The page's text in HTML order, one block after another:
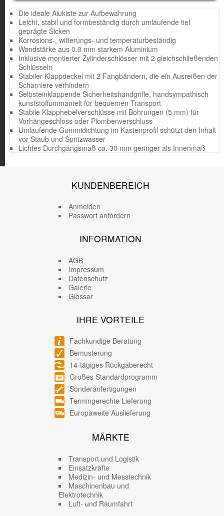
Die ideale Alukiste zur Aufbewahrung
Leicht, stabil und formbeständig durch umlaufende tief
geprägte Sicken
Korrosions-, witterungs- und temperaturbeständig
Wandstärke aus 0.8 mm starkem Aluminium
Inklusive montierter Zylinderschlösser mit 2 gleichschließenden
Schlüsseln
Stabiler Klappdeckel mit 2 Fangbändern, die ein Ausreißen der
Scharniere verhindern
Selbsteinklappende Sicherheitshandgriffe, handsympathisch
kunststoffummantelt für bequemen Transport
Stabile Klapphebelverschlüsse mit Bohrungen (5 mm) für
Vorhängeschloss oder Plombenverschluss
Umlaufende Gummidichtung im Kastenprofil schützt den Inhalt
vor Staub und Spritzwasser
Lichtes Durchgangsmaß ca. 30 mm geringer als Innenmaß
KUNDENBEREICH
Anmelden
Passwort anfordern
INFORMATION
AGB
Impressum
Datenschutz
Galerie
Glossar
IHRE VORTEILE
Fachkundige Beratung
Bemusterung
14-tägiges Rückgaberecht
Großes Standardprogramm
Sonderanfertigungen
Termingerechte Lieferung
Europaweite Auslieferung
MÄRKTE
Transport und Logistik
Einsatzkräfte
Medizin- und Messtechnik
Maschinenbau und
Elektrotechnik
Luft- und Raumfahrt